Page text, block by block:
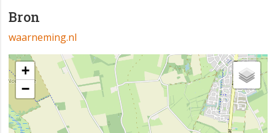
Bron
waarneming.nl
+
−